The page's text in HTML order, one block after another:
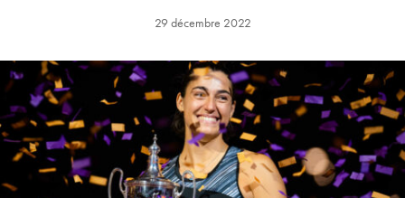
29 décembre 2022